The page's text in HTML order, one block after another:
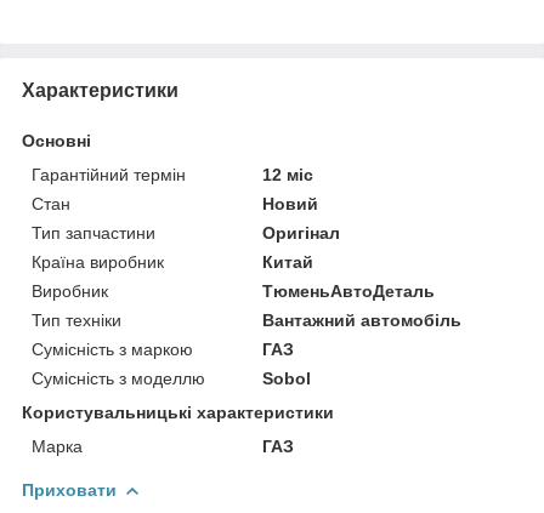
Характеристики
Основні
Гарантійний термін
12 міс
Стан
Новий
Тип запчастини
Оригінал
Країна виробник
Китай
Виробник
ТюменьАвтоДеталь
Тип техніки
Вантажний автомобіль
Сумісність з маркою
ГАЗ
Сумісність з моделлю
Sobol
Користувальницькі характеристики
Марка
ГАЗ
Приховати